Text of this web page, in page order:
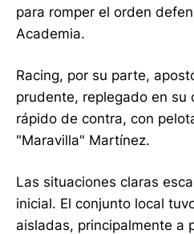
para romper el orden
Academia.
Racing, por su parte,
prudente, replegado en su
rápido de contra, con
"Maravilla" Martínez.
Las situaciones claras
inicial. El conjunto local
aisladas, principalmente a